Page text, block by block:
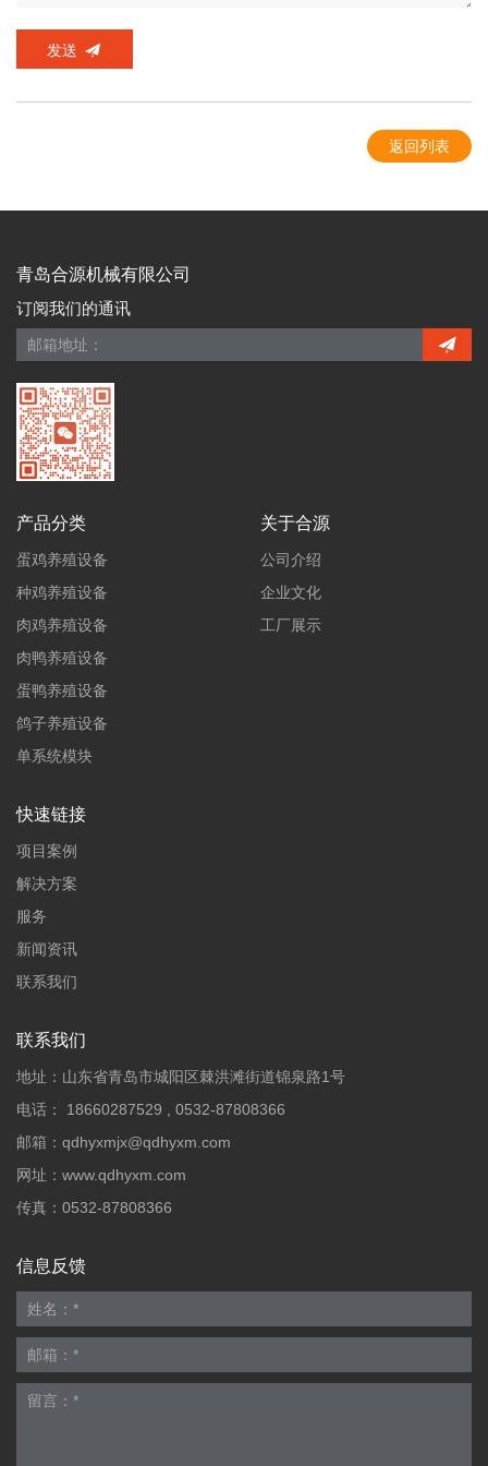
发送
返回列表
青岛合源机械有限公司
订阅我们的通讯
产品分类
蛋鸡养殖设备
种鸡养殖设备
肉鸡养殖设备
肉鸭养殖设备
蛋鸭养殖设备
鸽子养殖设备
单系统模块
关于合源
公司介绍
企业文化
工厂展示
快速链接
项目案例
解决方案
服务
新闻资讯
联系我们
联系我们
地址：山东省青岛市城阳区棘洪滩街道锦泉路1号
电话： 18660287529
0532-87808366
邮箱： qdhyxmjx@qdhyxm.com
网址： www.qdhyxm.com
传真：0532-87808366
信息反馈